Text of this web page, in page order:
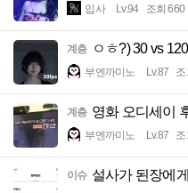
입사 Lv.94 조회 660
계층 ㅇㅎ?) 30 vs 120
부엔까미노 Lv.87 조
계층 영화 오디세이
부엔까미노 Lv.87 조
이슈 설사가 된장에게